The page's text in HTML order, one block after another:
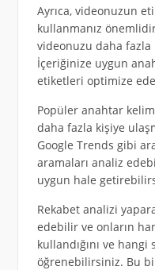
Ayrıca, videonuzun
kullanmanız
videonuzu daha
İçeriğinize uygun
etiketleri optimize
Popüler anahtar
daha fazla kişiye
Google Trends gibi
aramaları analiz
uygun hale
Rekabet analizi
edebilir ve onların
kullandığını ve
öğrenebilirsiniz. Bu